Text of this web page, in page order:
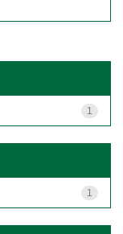
1
1